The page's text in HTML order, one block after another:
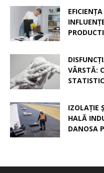
VÂRSTĂ:
IZOLAȚIE
HALĂ
DANOSA